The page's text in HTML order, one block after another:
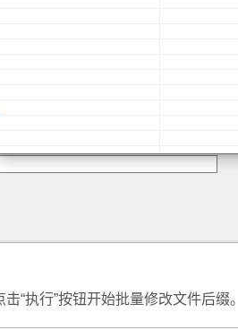
“执行”按钮开始批量修改文件后缀。